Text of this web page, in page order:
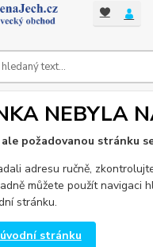
NEBYLA
požadovanou stránku
adresu ručně,
můžete použít navigaci
stránku.
stránku